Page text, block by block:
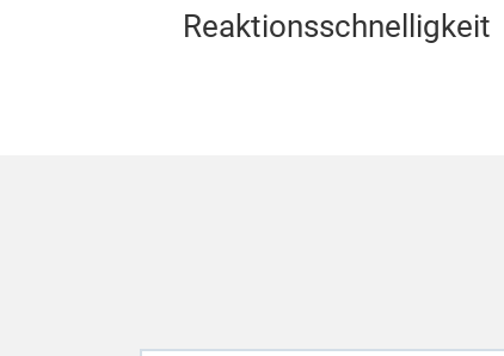
Reaktionsschnelligkeit